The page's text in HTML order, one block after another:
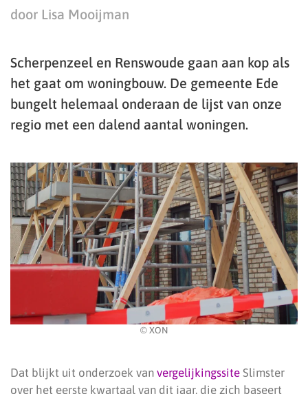
door Lisa Mooijman
Scherpenzeel en Renswoude gaan aan kop als
het gaat om woningbouw. De gemeente Ede
bungelt helemaal onderaan de lijst van onze
regio met een dalend aantal woningen.
© XON
Dat blijkt uit onderzoek van vergelijkingssite Slimster
over het eerste kwartaal van dit jaar, die zich baseert